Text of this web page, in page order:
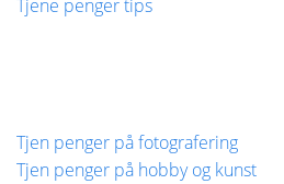
Tjene penger tips
Tjen penger på fotografering
Tjen penger på hobby og kunst